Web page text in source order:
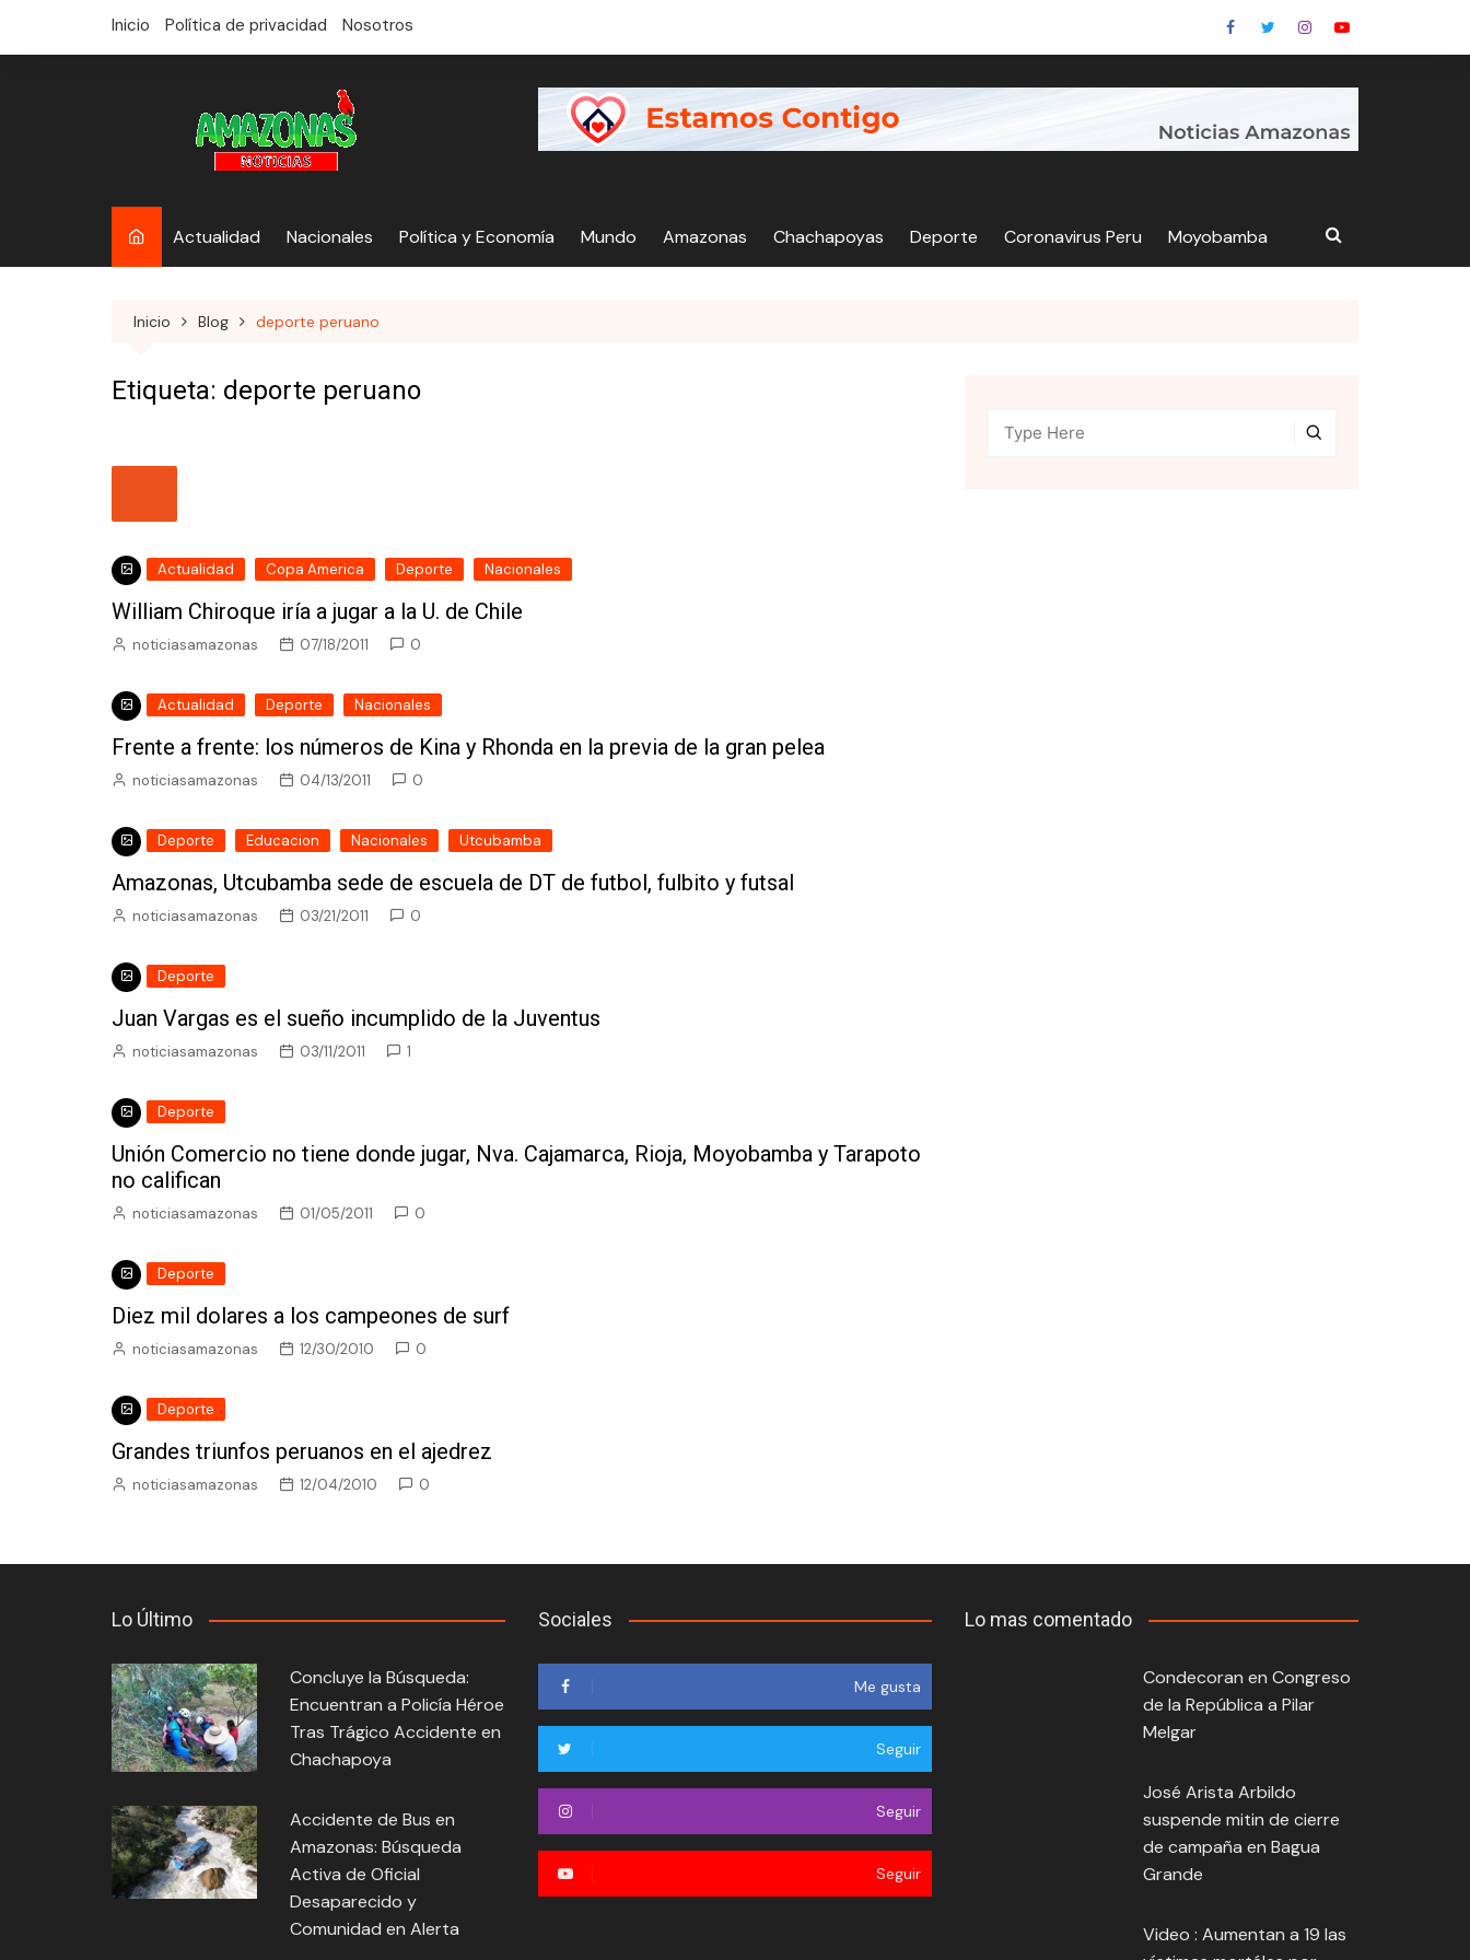
Inicio Política de privacidad Nosotros
Actualidad Nacionales Política y Economía Mundo Amazonas Chachapoyas Deporte Coronavirus Peru Moyobamba
Inicio Blog deporte peruano
Etiqueta: deporte peruano
Actualidad Copa America Deporte Nacionales
William Chiroque iría a jugar a la U. de Chile
noticiasamazonas 07/18/2011 0
Actualidad Deporte Nacionales
Frente a frente: los números de Kina y Rhonda en la previa de la gran pelea
noticiasamazonas 04/13/2011 0
Deporte Educacion Nacionales Utcubamba
Amazonas, Utcubamba sede de escuela de DT de futbol, fulbito y futsal
noticiasamazonas 03/21/2011 0
Deporte
Juan Vargas es el sueño incumplido de la Juventus
noticiasamazonas 03/11/2011 1
Deporte
Unión Comercio no tiene donde jugar, Nva. Cajamarca, Rioja, Moyobamba y Tarapoto
no califican
noticiasamazonas 01/05/2011 0
Deporte
Diez mil dolares a los campeones de surf
noticiasamazonas 12/30/2010 0
Deporte
Grandes triunfos peruanos en el ajedrez
noticiasamazonas 12/04/2010 0
Lo Último
Concluye la Búsqueda:
Encuentran a Policía Héroe
Tras Trágico Accidente en
Chachapoya
Accidente de Bus en
Amazonas: Búsqueda
Activa de Oficial
Desaparecido y
Comunidad en Alerta
Sociales
Me gusta
Seguir
Seguir
Seguir
Lo mas comentado
Condecoran en Congreso
de la República a Pilar
Melgar
José Arista Arbildo
suspende mitin de cierre
de campaña en Bagua
Grande
Video : Aumentan a 19 las